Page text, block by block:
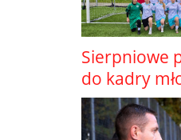
Sierpniowe
do kadry